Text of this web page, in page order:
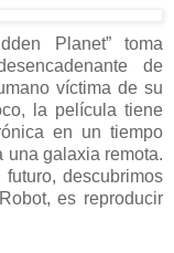
Planet” toma
de
víctima de su
la película tiene
en un tiempo
una galaxia remota.
descubrimos
es reproducir